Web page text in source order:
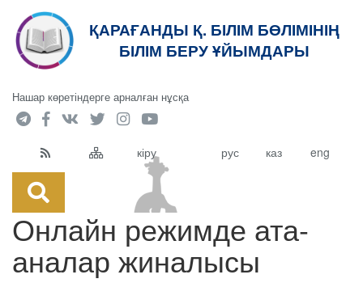
ҚАРАҒАНДЫ Қ. БІЛІМ БӨЛІМІНІҢ
БІЛІМ БЕРУ ҰЙЫМДАРЫ
Нашар көретіндерге арналған нұсқа
кіру рус каз eng
Онлайн режимде ата-
аналар жиналысы